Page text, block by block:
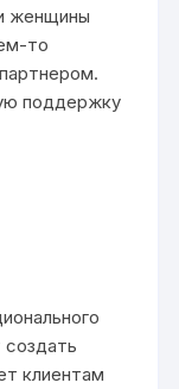
женщины
то
поддержку
создать
клиентам